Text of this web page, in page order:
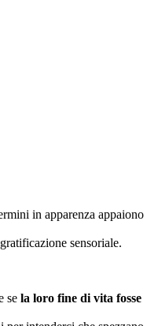
in apparenza appaiono
sensoriale.
se la loro fine di vita fosse